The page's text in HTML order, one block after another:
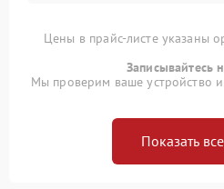
Цены в прайс-листе указаны
Записывайтесь
Мы проверим ваше устройство
Показать